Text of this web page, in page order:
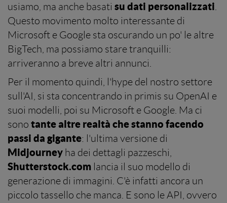
usiamo, ma anche basati su dati personalizzati
Questo movimento molto interessante di
Microsoft e Google sta oscurando un po' le altre
BigTech, ma possiamo stare tranquilli:
arriveranno a breve altri annunci.
Per il momento quindi, l'hype del nostro settore
sull'AI, si sta concentrando in primis su OpenAI e
suoi modelli, poi su Microsoft e Google. Ma ci
sono tante altre realtà che stanno facendo
passi da gigante: l'ultima versione di
Midjourney ha dei dettagli pazzeschi,
Shutterstock.com lancia il suo modello di
generazione di immagini. C'è infatti ancora un
piccolo tassello che manca. E sono le API, ovvero